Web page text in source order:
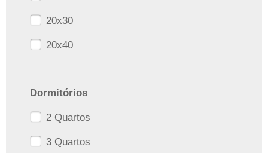
20x30
20x40
Dormitórios
2 Quartos
3 Quartos